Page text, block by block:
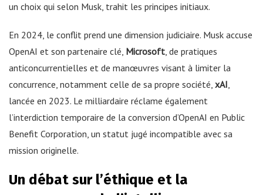
un choix qui selon Musk, trahit les principes initiaux.
En 2024, le conflit prend une dimension judiciaire. Musk accuse
OpenAI et son partenaire clé, Microsoft, de pratiques
anticoncurrentielles et de manœuvres visant à limiter la
concurrence, notamment celle de sa propre société, xAI,
lancée en 2023. Le milliardaire réclame également
l’interdiction temporaire de la conversion d’OpenAI en Public
Benefit Corporation, un statut jugé incompatible avec sa
mission originelle.
Un débat sur l’éthique et la